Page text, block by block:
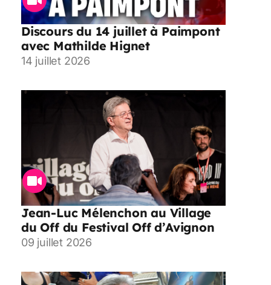
Discours du 14 juillet à Paimpont
avec Mathilde Hignet
14 juillet 2026
Jean-Luc Mélenchon au Village
du Off du Festival Off d’Avignon
09 juillet 2026